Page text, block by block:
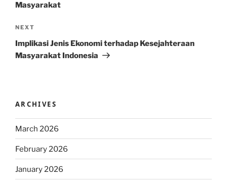
Masyarakat
Next
Post
NEXT
Implikasi Jenis Ekonomi terhadap Kesejahteraan
Masyarakat Indonesia
ARCHIVES
March 2026
February 2026
January 2026